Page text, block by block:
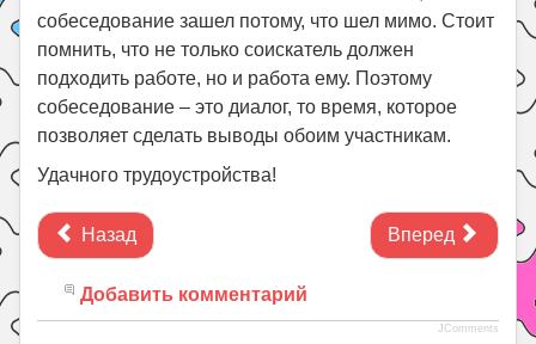
собеседование зашел потому, что шел мимо. Стоит
помнить, что не только соискатель должен
подходить работе, но и работа ему. Поэтому
собеседование – это диалог, то время, которое
позволяет сделать выводы обоим участникам.
Удачного трудоустройства!
Назад Вперед
Добавить комментарий
JComments